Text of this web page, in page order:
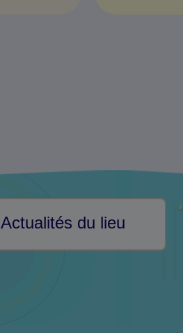
Actualités du lieu